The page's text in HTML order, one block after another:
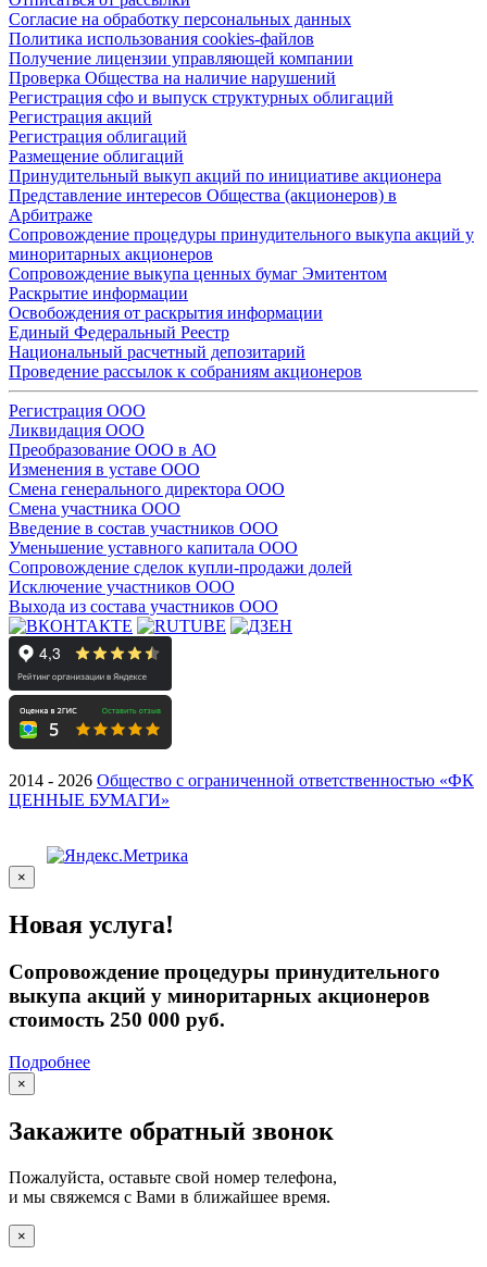
Согласие на обработку персональных данных
Политика использования cookies-файлов
Получение лицензии управляющей компании
Проверка Общества на наличие нарушений
Регистрация сфо и выпуск структурных облигаций
Регистрация акций
Регистрация облигаций
Размещение облигаций
Принудительный выкуп акций по инициативе акционера
Представление интересов Общества (акционеров) в
Арбитраже
Сопровождение процедуры принудительного выкупа акций у
миноритарных акционеров
Сопровождение выкупа ценных бумаг Эмитентом
Раскрытие информации
Освобождения от раскрытия информации
Единый Федеральный Реестр
Национальный расчетный депозитарий
Проведение рассылок к собраниям акционеров
Регистрация ООО
Ликвидация ООО
Преобразование ООО в АО
Изменения в уставе ООО
Смена генерального директора ООО
Смена участника ООО
Введение в состав участников ООО
Уменьшение уставного капитала ООО
Сопровождение сделок купли-продажи долей
Исключение участников ООО
Выхода из состава участников ООО
2014 - 2026 Общество с ограниченной ответственностью «ФК
ЦЕННЫЕ БУМАГИ»
×
Новая услуга!
Сопровождение процедуры принудительного
выкупа акций у миноритарных акционеров
стоимость 250 000 руб.
Подробнее
×
Закажите обратный звонок
Пожалуйста, оставьте свой номер телефона,
и мы свяжемся с Вами в ближайшее время.
×